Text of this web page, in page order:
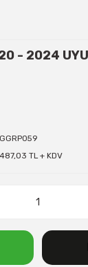
- 2024
GGRP059
487,03 TL + KDV